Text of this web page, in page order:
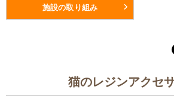
施設の取り組み
猫のレジンアクセ